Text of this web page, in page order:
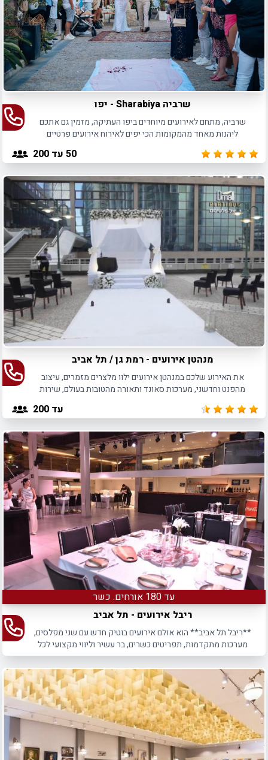
שרביה Sharabiya - יפו
שרביה, מתחם לאירועים מיוחדים ביפו העתיקה, מזמין גם אתכם
ליהנות מאחד מהמקומות הכי יפים לאירוח אירועים פרטיים
50 עד 200
מנהטן אירועים - רמת גן / תל אביב
את האירוע שלכם במנהטן אירועים ילוו מלצרים מזמרים, עיצוב
מהפנט וחדשני, מערכות סאונד ותאורה מהטובות בעולם, שירות
עד 200
עד 180 אורחים. כשר
ריבל אירועים - תל אביב
**ריבל תל אביב** הוא אולם אירועים בוטיק חדש עם שני מפלסים,
מערכות מתקדמות, תפריטים כשרים, בר עשיר וליווי מקצועי לכל
אירוע.